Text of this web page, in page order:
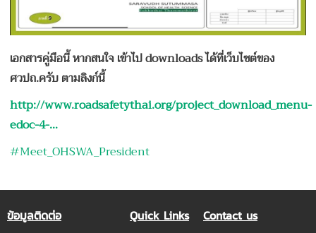
เอกสารคู่มือนี้ หากสนใจ เข้าไป downloads ได้ที่เว็บไซต์ของ
ศวปถ.ครับ ตามลิงก์นี้
http://www.roadsafetythai.org/project_download_menu-
edoc-4-…
#Meet_OHSWA_President
ข้อมูลติดต่อ
Quick Links
Contact us